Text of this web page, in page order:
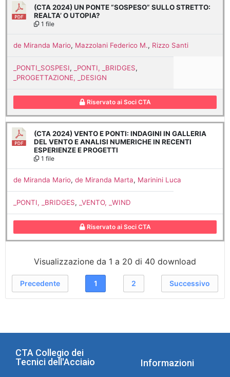
(CTA 2024) UN PONTE “SOSPESO” SULLO STRETTO:
REALTA’ O UTOPIA?
1 file
de Miranda Mario, Mazzolani Federico M., Rizzo Santi
_PONTI_SOSPESI, _PONTI, _BRIDGES,
_PROGETTAZIONE, _DESIGN
Riservato ai Soci CTA
(CTA 2024) VENTO E PONTI: INDAGINI IN GALLERIA
DEL VENTO E ANALISI NUMERICHE IN RECENTI
ESPERIENZE E PROGETTI
1 file
de Miranda Mario, de Miranda Marta, Marinini Luca
_PONTI, _BRIDGES, _VENTO, _WIND
Riservato ai Soci CTA
Visualizzazione da 1 a 20 di 40 download
Precedente 1 2 Successivo
CTA Collegio dei
Tecnici dell'Acciaio
Informazioni